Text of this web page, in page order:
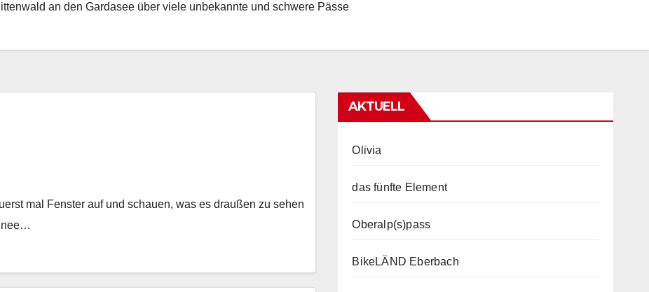
an den Gardasee über viele unbekannte und schwere Pässe
mal Fenster auf und schauen, was es draußen zu sehen
AKTUELL
Olivia
das fünfte Element
Oberalp(s)pass
BikeLÄND Eberbach